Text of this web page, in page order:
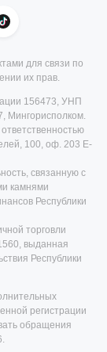
для связи по
их прав.
156473, УНП
Мингорисполком.
100, оф. 203 E-
связанную с
камнями
Республики
торговли
выданная
Республики
регистрации
обращения